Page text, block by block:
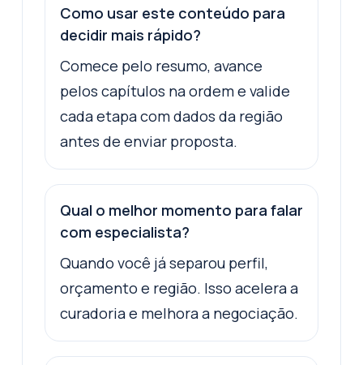
Como usar este conteúdo para
decidir mais rápido?
Comece pelo resumo, avance
pelos capítulos na ordem e valide
cada etapa com dados da região
antes de enviar proposta.
Qual o melhor momento para falar
com especialista?
Quando você já separou perfil,
orçamento e região. Isso acelera a
curadoria e melhora a negociação.